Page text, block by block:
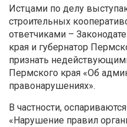
Истцами по делу
строительных
ответчиками –
края и губернатор
признать
Пермского края «Об
правонарушениях».
В частности,
«Нарушение правил